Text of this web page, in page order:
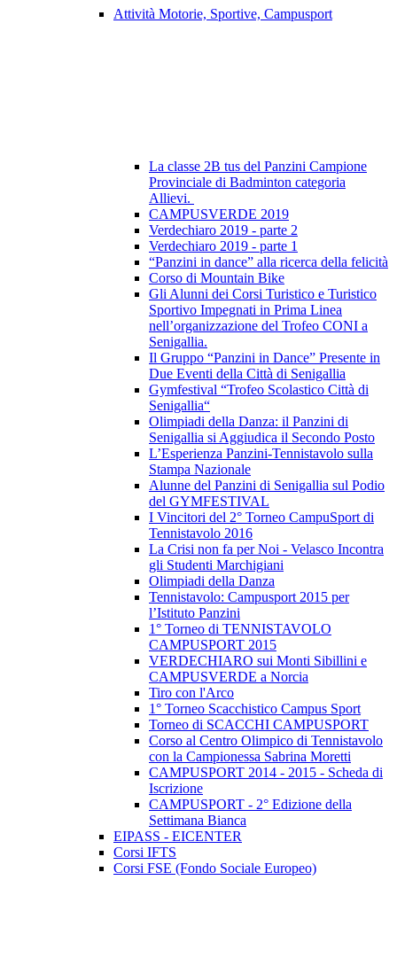
Attività Motorie, Sportive, Campusport
La classe 2B tus del Panzini Campione
Provinciale di Badminton categoria
Allievi.
CAMPUSVERDE 2019
Verdechiaro 2019 - parte 2
Verdechiaro 2019 - parte 1
“Panzini in dance” alla ricerca della felicità
Corso di Mountain Bike
Gli Alunni dei Corsi Turistico e Turistico
Sportivo Impegnati in Prima Linea
nell’organizzazione del Trofeo CONI a
Senigallia.
Il Gruppo “Panzini in Dance” Presente in
Due Eventi della Città di Senigallia
Gymfestival “Trofeo Scolastico Città di
Senigallia“
Olimpiadi della Danza: il Panzini di
Senigallia si Aggiudica il Secondo Posto
L’Esperienza Panzini-Tennistavolo sulla
Stampa Nazionale
Alunne del Panzini di Senigallia sul Podio
del GYMFESTIVAL
I Vincitori del 2° Torneo CampuSport di
Tennistavolo 2016
La Crisi non fa per Noi - Velasco Incontra
gli Studenti Marchigiani
Olimpiadi della Danza
Tennistavolo: Campusport 2015 per
l’Istituto Panzini
1° Torneo di TENNISTAVOLO
CAMPUSPORT 2015
VERDECHIARO sui Monti Sibillini e
CAMPUSVERDE a Norcia
Tiro con l'Arco
1° Torneo Scacchistico Campus Sport
Torneo di SCACCHI CAMPUSPORT
Corso al Centro Olimpico di Tennistavolo
con la Campionessa Sabrina Moretti
CAMPUSPORT 2014 - 2015 - Scheda di
Iscrizione
CAMPUSPORT - 2° Edizione della
Settimana Bianca
EIPASS - EICENTER
Corsi IFTS
Corsi FSE (Fondo Sociale Europeo)